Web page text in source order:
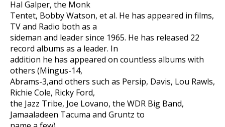
Hal Galper, the Monk
Tentet, Bobby Watson, et al. He has appeared in films,
TV and Radio both as a
sideman and leader since 1965. He has released 22
record albums as a leader. In
addition he has appeared on countless albums with
others (Mingus-14,
Abrams-3,and others such as Persip, Davis, Lou Rawls,
Richie Cole, Ricky Ford,
the Jazz Tribe, Joe Lovano, the WDR Big Band,
Jamaaladeen Tacuma and Gruntz to